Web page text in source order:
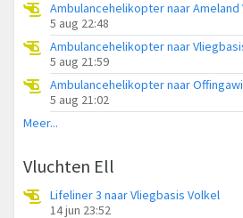
5 aug 22:48
5 aug 21:59
5 aug 21:02
Meer...
Vluchten Ell
Lifeliner 3 naar Vliegbasis Volkel
14 jun 23:52